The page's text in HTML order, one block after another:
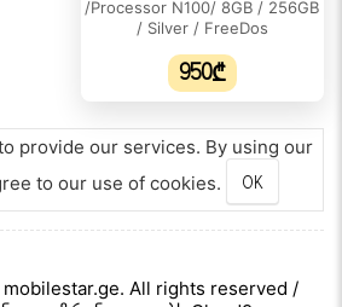
/Processor N100/ 8GB / 256GB
/ Silver / FreeDos
950₾
provide our services. By using our
to our use of cookies.
OK
All rights reserved /